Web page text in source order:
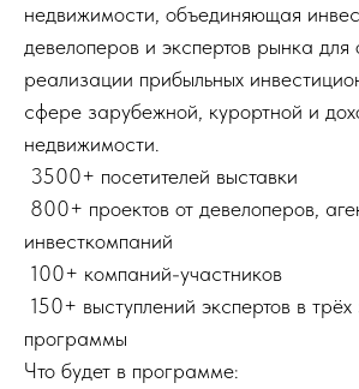
недвижимости, объединяющая
девелоперов и экспертов рынка
реализации прибыльных
сфере зарубежной, курортной и
недвижимости.
3500+ посетителей выставки
800+ проектов от девелоперов,
инвесткомпаний
100+ компаний-участников
150+ выступлений экспертов в
программы
Что будет в программе: